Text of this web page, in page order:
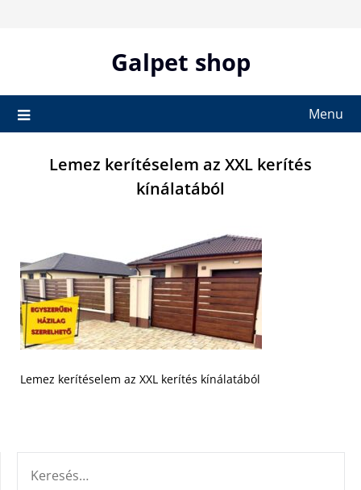
Galpet shop
Menu
Lemez kerítéselem az XXL kerítés
kínálatából
Lemez kerítéselem az XXL kerítés kínálatából